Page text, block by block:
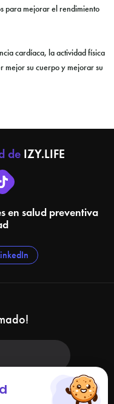
para mejorar el rendimiento
cardíaca, la actividad física
mejor su cuerpo y mejorar su
de IZY.LIFE
en salud preventiva